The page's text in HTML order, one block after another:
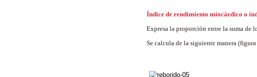
Índice de rendimiento miocárdico o
Expresa la proporción entre la suma de
Se calcula de la siguiente manera